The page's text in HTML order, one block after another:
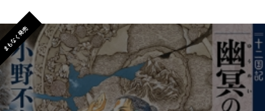
まもなく発売